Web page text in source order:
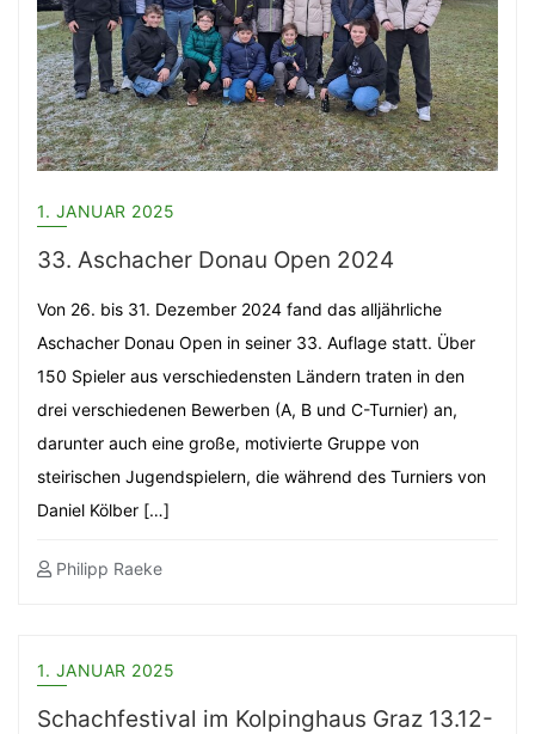
1. JANUAR 2025
33. Aschacher Donau Open 2024
Von 26. bis 31. Dezember 2024 fand das alljährliche
Aschacher Donau Open in seiner 33. Auflage statt. Über
150 Spieler aus verschiedensten Ländern traten in den
drei verschiedenen Bewerben (A, B und C-Turnier) an,
darunter auch eine große, motivierte Gruppe von
steirischen Jugendspielern, die während des Turniers von
Daniel Kölber […]
Philipp Raeke
1. JANUAR 2025
Schachfestival im Kolpinghaus Graz 13.12-